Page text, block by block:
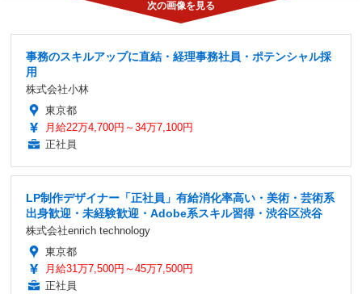
事務のスキルアップに直結・経理事務社員・ポテンシャル採
用
株式会社小林
東京都
月給22万4,700円～34万7,100円
正社員
LP制作デザイナー「正社員」有給消化率高い・美術・芸術系
出身歓迎・未経験歓迎・Adobe系スキル習得・渋谷区渋谷
株式会社enrich technology
東京都
月給31万7,500円～45万7,500円
正社員